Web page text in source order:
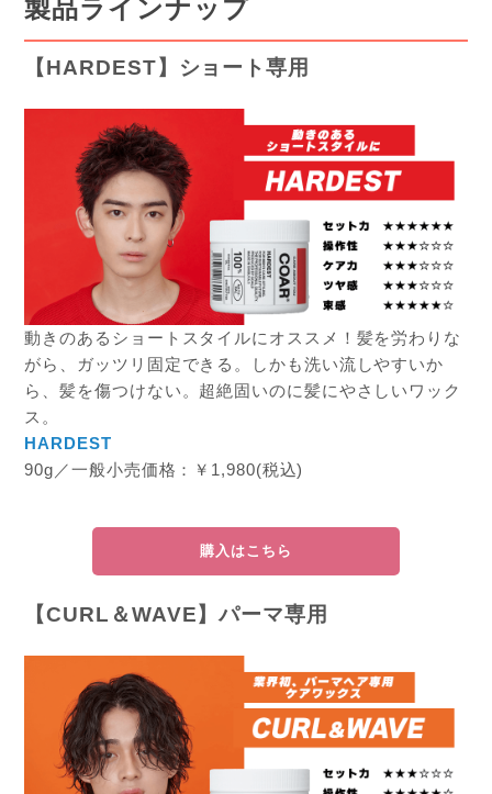
製品ラインナップ
【HARDEST】ショート専用
動きのあるショートスタイルにオススメ！髪を労わりな
がら、ガッツリ固定できる。しかも洗い流しやすいか
ら、髪を傷つけない。超絶固いのに髪にやさしいワック
ス。
HARDEST
90g／一般小売価格：￥1,980(税込)
購入はこちら
【CURL＆WAVE】パーマ専用